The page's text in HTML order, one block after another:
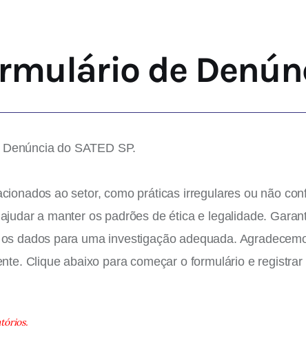
de
do SATED SP.
ao setor, como práticas irregulares ou não
a manter os padrões de ética e legalidade.
dados para uma investigação adequada.
Clique abaixo para começar o formulário e